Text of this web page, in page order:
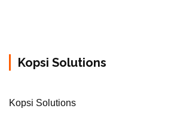
Kopsi Solutions
Kopsi Solutions